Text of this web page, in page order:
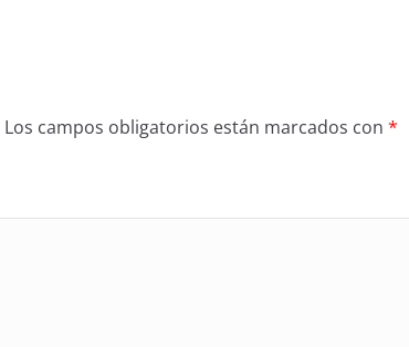
Los campos obligatorios están marcados con *